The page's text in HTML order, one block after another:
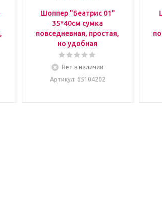
Шоппер "Беатрис 01"
35*40см сумка
повседневная, простая,
но удобная
Нет в наличии
Артикул: 65104202